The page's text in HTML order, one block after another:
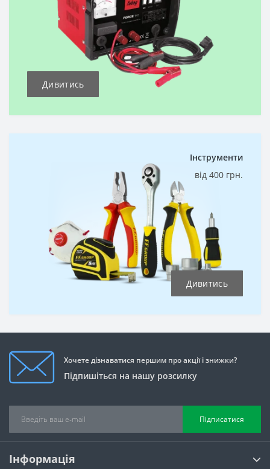
Дивитись
Інструменти
від 400 грн.
Дивитись
Хочете дізнаватися першим про акції і знижки?
Підпишіться на нашу розсилку
Підписатися
Інформація